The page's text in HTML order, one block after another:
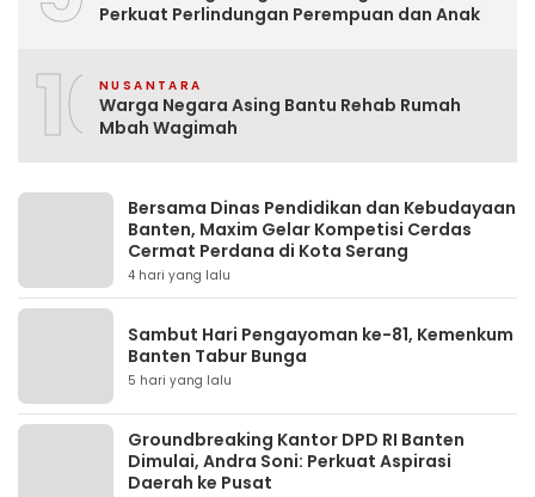
Perkuat Perlindungan Perempuan dan Anak
10NUSANTARA
Warga Negara Asing Bantu Rehab Rumah
Mbah Wagimah
Bersama Dinas Pendidikan dan Kebudayaan
Banten, Maxim Gelar Kompetisi Cerdas
Cermat Perdana di Kota Serang
4 hari yang lalu
Sambut Hari Pengayoman ke-81, Kemenkum
Banten Tabur Bunga
5 hari yang lalu
Groundbreaking Kantor DPD RI Banten
Dimulai, Andra Soni: Perkuat Aspirasi
Daerah ke Pusat